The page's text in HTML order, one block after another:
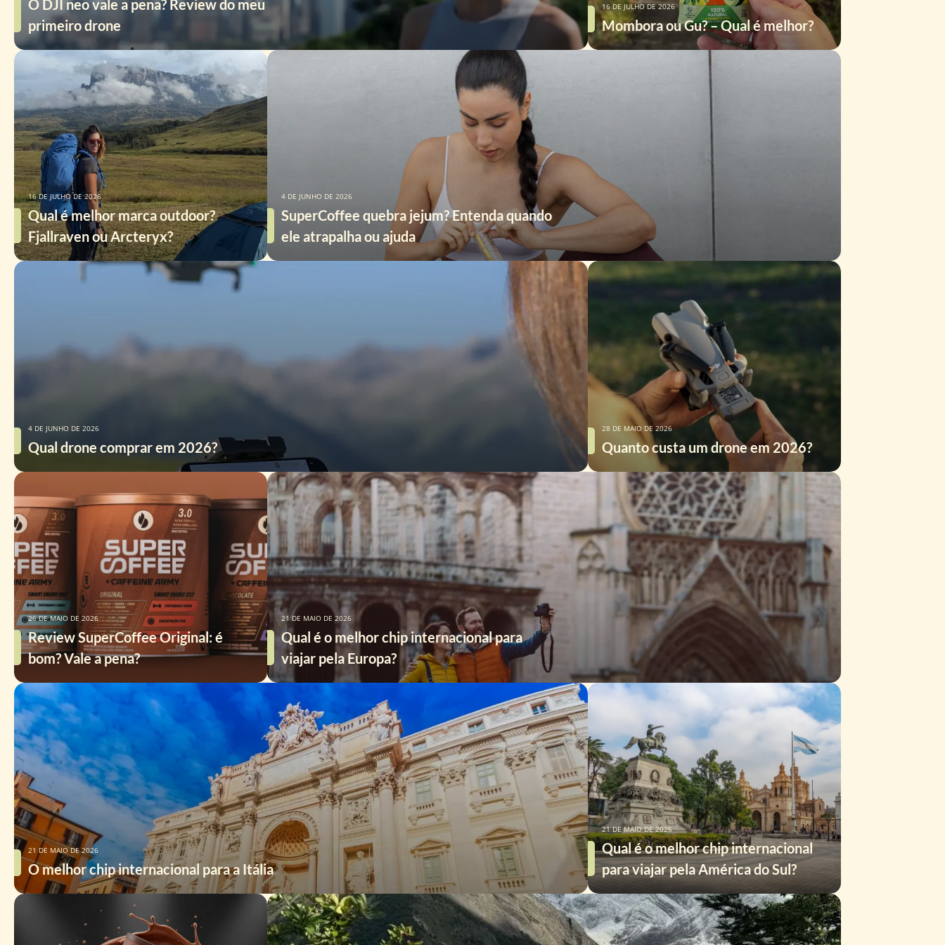
O DJI neo vale a pena? Review do meu
primeiro drone
Mombora ou Gu? – Qual é melhor?
16 DE JULHO DE 2026
Qual é melhor marca outdoor?
Fjallraven ou Arcteryx?
16 DE JULHO DE 2026
SuperCoffee quebra jejum? Entenda quando
ele atrapalha ou ajuda
4 DE JUNHO DE 2026
Qual drone comprar em 2026?
4 DE JUNHO DE 2026
Quanto custa um drone em 2026?
28 DE MAIO DE 2026
Review SuperCoffee Original: é
bom? Vale a pena?
26 DE MAIO DE 2026
Qual é o melhor chip internacional para
viajar pela Europa?
21 DE MAIO DE 2026
O melhor chip internacional para a Itália
21 DE MAIO DE 2026
Qual é o melhor chip internacional
para viajar pela América do Sul?
21 DE MAIO DE 2026